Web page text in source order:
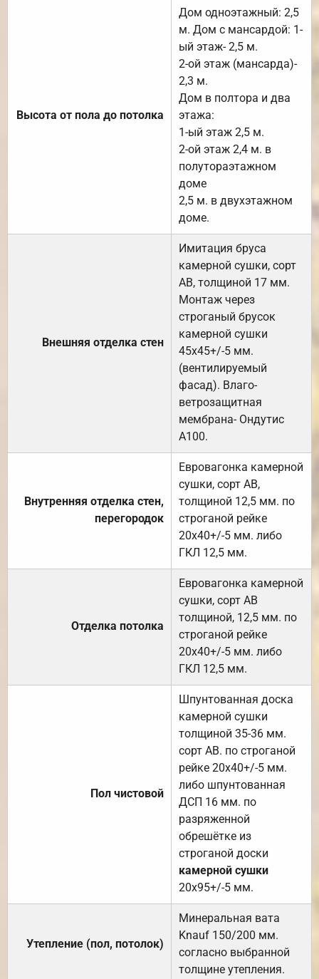
Высота от пола до потолка
Дом одноэтажный: 2,5
м. Дом с мансардой: 1-
ый этаж- 2,5 м.
2-ой этаж (мансарда)-
2,3 м.
Дом в полтора и два
этажа:
1-ый этаж 2,5 м.
2-ой этаж 2,4 м. в
полутораэтажном
доме
2,5 м. в двухэтажном
доме.
Внешняя отделка стен
Имитация бруса
камерной сушки, сорт
АВ, толщиной 17 мм.
Монтаж через
строганый брусок
камерной сушки
45х45+/-5 мм.
(вентилируемый
фасад). Влаго-
ветрозащитная
мембрана- Ондутис
А100.
Внутренняя отделка стен,
перегородок
Евровагонка камерной
сушки, сорт АВ,
толщиной 12,5 мм. по
строганой рейке
20х40+/-5 мм. либо
ГКЛ 12,5 мм.
Отделка потолка
Евровагонка камерной
сушки, сорт АВ
толщиной, 12,5 мм. по
строганой рейке
20х40+/-5 мм. либо
ГКЛ 12,5 мм.
Пол чистовой
Шпунтованная доска
камерной сушки
толщиной 35-36 мм.
сорт АВ. по строганой
рейке 20х40+/-5 мм.
либо шпунтованная
ДСП 16 мм. по
разряженной
обрешётке из
строганой доски
камерной сушки
20х95+/-5 мм.
Утепление (пол, потолок)
Минеральная вата
Knauf 150/200 мм.
согласно выбранной
толщине утепления.